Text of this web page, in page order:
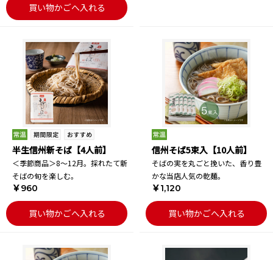
買い物かごへ入れる
半生信州新そば【4人前】
＜季節商品＞8～12月。採れたて新
そばの旬を楽しむ。
￥960
買い物かごへ入れる
信州そば5束入【10人前】
そばの実を丸ごと挽いた、香り豊
かな当店人気の乾麺。
￥1,120
買い物かごへ入れる